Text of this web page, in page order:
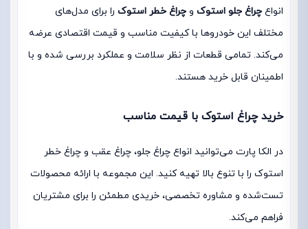
انواع چراغ جلو استوک و چراغ خطر استوک را برای مدل‌های
مختلف این خودروها با کیفیت مناسب و قیمت اقتصادی عرضه
می‌کند. تمامی قطعات از نظر سلامت و عملکرد بررسی شده و با
اطمینان قابل خرید هستند.
خرید چراغ استوک با قیمت مناسب
در الکا پارت می‌توانید انواع چراغ جلو، چراغ عقب و چراغ خطر
استوک را با تنوع بالا تهیه کنید. این مجموعه با ارائه محصولات
تست‌شده و مشاوره تخصصی، خریدی مطمئن را برای مشتریان
فراهم می‌کند.